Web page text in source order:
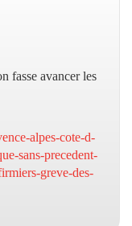
fasse avancer les
alpes-cote-d-
sans-precedent-
greve-des-